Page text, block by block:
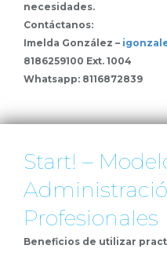
necesidades.
Contáctanos:
Imelda González –
8186259100 Ext. 1004
Whatsapp: 8116872839
Start! –
Profesionales
Beneficios de utilizar